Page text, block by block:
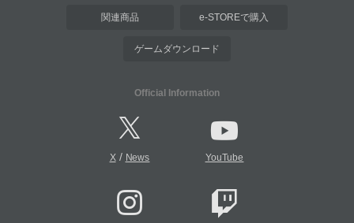
関連商品 e-STOREで購入
ゲームダウンロード
Official Information
X/ News YouTube